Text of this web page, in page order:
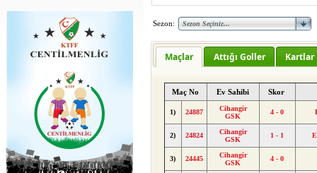
Sezon:
Maçlar Attığı Goller Kartlar
Maç No Ev Sahibi Skor
1) 24887
Cihangir
GSK
4 - 0
2) 24824
Cihangir
GSK
1 - 1
3) 24445
Cihangir
GSK
4 - 0